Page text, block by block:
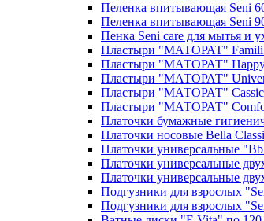
Пеленка впитывающая Seni
Пеленка впитывающая Seni
Пенка Seni care для мытья и
Пластыри "МАТОРАТ" Famili
Пластыри "МАТОРАТ"
Пластыри "МАТОРАТ"
Пластыри "МАТОРАТ" Сassic
Пластыри "МАТОРАТ"
Платочки бумажные
Платочки носовые Bella
Платочки универсальные
Платочки универсальные
Платочки универсальные
Подгузники для взрослых
Подгузники для взрослых